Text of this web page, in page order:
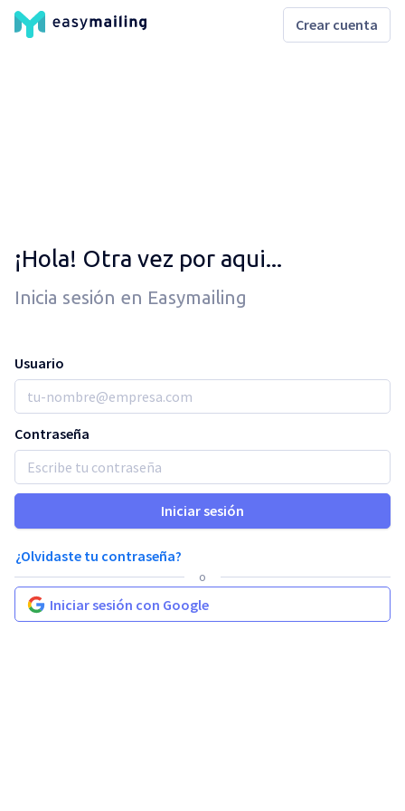
Crear cuenta
¡Hola! Otra vez por aqui...
Inicia sesión en Easymailing
Usuario
Contraseña
Iniciar sesión
¿Olvidaste tu contraseña?
o
Iniciar sesión con Google